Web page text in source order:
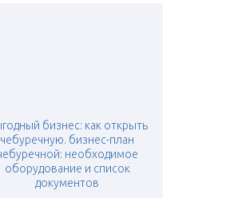
бизнес: как открыть
чебуречную. бизнес-план
необходимое
оборудование и список
документов